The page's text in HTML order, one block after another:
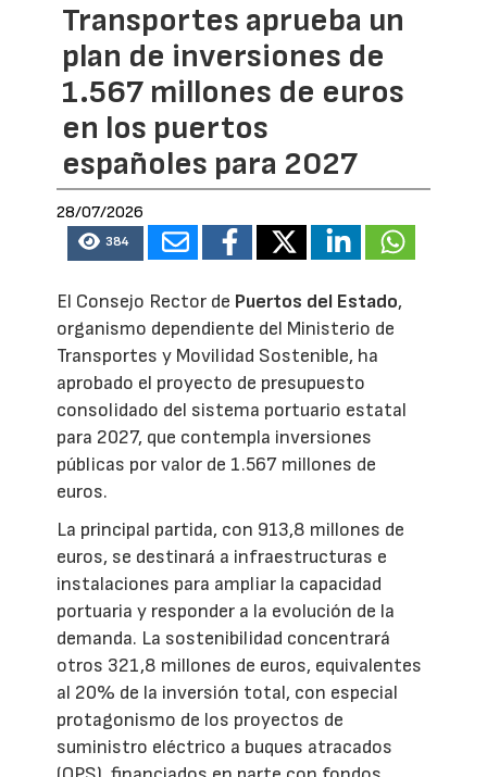
Transportes aprueba un
plan de inversiones de
1.567 millones de euros
en los puertos
españoles para 2027
28/07/2026
384
El Consejo Rector de Puertos del Estado,
organismo dependiente del Ministerio de
Transportes y Movilidad Sostenible, ha
aprobado el proyecto de presupuesto
consolidado del sistema portuario estatal
para 2027, que contempla inversiones
públicas por valor de 1.567 millones de
euros.
La principal partida, con 913,8 millones de
euros, se destinará a infraestructuras e
instalaciones para ampliar la capacidad
portuaria y responder a la evolución de la
demanda. La sostenibilidad concentrará
otros 321,8 millones de euros, equivalentes
al 20% de la inversión total, con especial
protagonismo de los proyectos de
suministro eléctrico a buques atracados